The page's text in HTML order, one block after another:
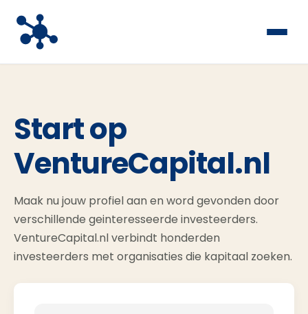
Start op
VentureCapital.nl
Maak nu jouw profiel aan en word gevonden door
verschillende geinteresseerde investeerders.
VentureCapital.nl verbindt honderden
investeerders met organisaties die kapitaal zoeken.